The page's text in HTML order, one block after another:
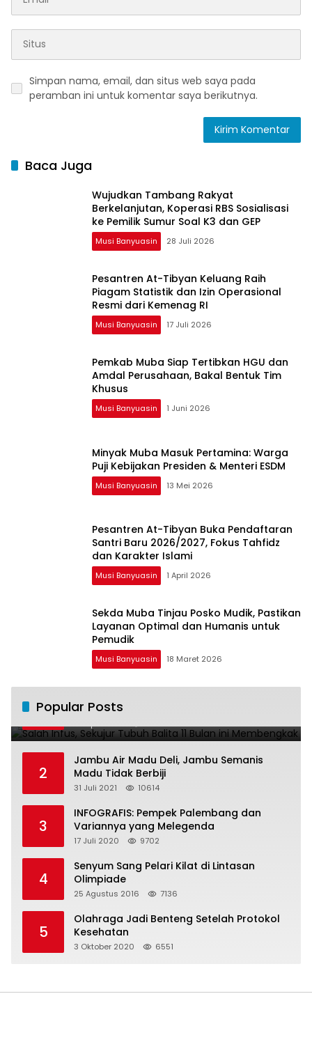
Simpan nama, email, dan situs web saya pada
peramban ini untuk komentar saya berikutnya.
Baca Juga
Wujudkan Tambang Rakyat
Berkelanjutan, Koperasi RBS Sosialisasi
ke Pemilik Sumur Soal K3 dan GEP
Musi Banyuasin 28 Juli 2026
Pesantren At-Tibyan Keluang Raih
Piagam Statistik dan Izin Operasional
Resmi dari Kemenag RI
Musi Banyuasin 17 Juli 2026
Pemkab Muba Siap Tertibkan HGU dan
Amdal Perusahaan, Bakal Bentuk Tim
Khusus
Musi Banyuasin 1 Juni 2026
Minyak Muba Masuk Pertamina: Warga
Puji Kebijakan Presiden & Menteri ESDM
Musi Banyuasin 13 Mei 2026
Pesantren At-Tibyan Buka Pendaftaran
Santri Baru 2026/2027, Fokus Tahfidz
dan Karakter Islami
Musi Banyuasin 1 April 2026
Sekda Muba Tinjau Posko Mudik, Pastikan
Layanan Optimal dan Humanis untuk
Pemudik
Musi Banyuasin 18 Maret 2026
Popular Posts
1
ini Membengkak
2
Jambu Air Madu Deli, Jambu Semanis
Madu Tidak Berbiji
31 Juli 2021 10614
3
INFOGRAFIS: Pempek Palembang dan
Variannya yang Melegenda
17 Juli 2020 9702
4
Senyum Sang Pelari Kilat di Lintasan
Olimpiade
25 Agustus 2016 7136
5
Olahraga Jadi Benteng Setelah Protokol
Kesehatan
3 Oktober 2020 6551